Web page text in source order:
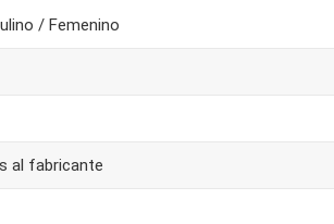
/ Femenino
al fabricante